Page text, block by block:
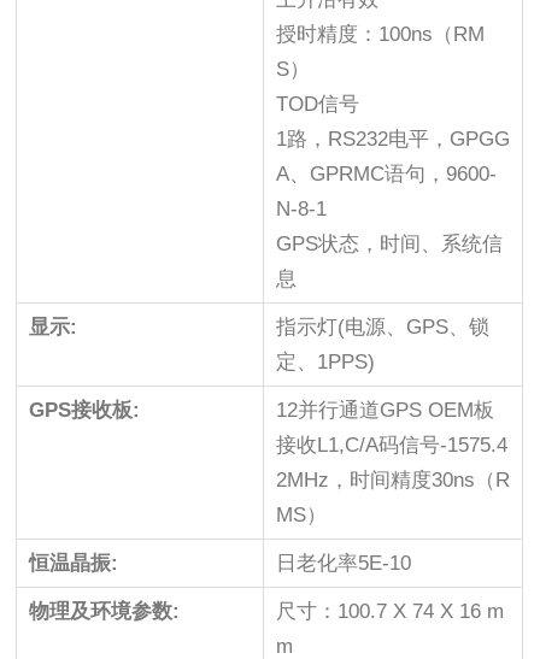
授时精度：100ns（RM
S）
TOD信号
1路，RS232电平，GPGG
A、GPRMC语句，9600-
N-8-1
GPS状态，时间、系统信
息
显示:
指示灯(电源、GPS、锁
定、1PPS)
GPS接收板:
12并行通道GPS OEM板
接收L1,C/A码信号-1575.4
2MHz，时间精度30ns（R
MS）
恒温晶振: 日老化率5E-10
物理及环境参数:
尺寸：100.7 X 74 X 16 m
m